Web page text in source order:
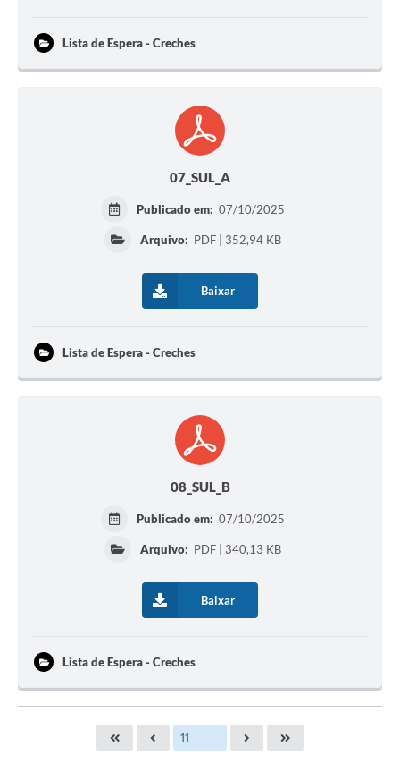
Lista de Espera - Creches
07_SUL_A
Publicado em: 07/10/2025
Arquivo: PDF | 352,94 KB
Baixar
Lista de Espera - Creches
08_SUL_B
Publicado em: 07/10/2025
Arquivo: PDF | 340,13 KB
Baixar
Lista de Espera - Creches